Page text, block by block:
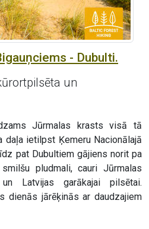
- Dubulti.
un
Jūrmalas krasts visā tā
daļa ietilpst Ķemeru Nacionālajā
pat Dubultiem gājiens norit pa
pludmali, cauri Jūrmalas
Latvijas garākajai pilsētai.
dienās jārēķinās ar daudzajiem